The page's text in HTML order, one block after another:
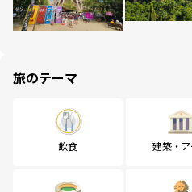
旅のテーマ
飲食 建築・ア